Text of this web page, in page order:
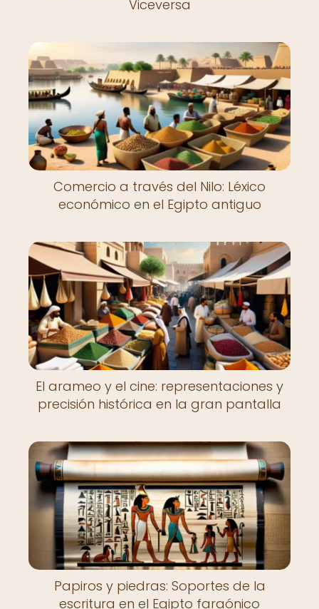
Viceversa
Comercio a través del Nilo: Léxico
económico en el Egipto antiguo
El arameo y el cine: representaciones y
precisión histórica en la gran pantalla
Papiros y piedras: Soportes de la
escritura en el Egipto faraónico